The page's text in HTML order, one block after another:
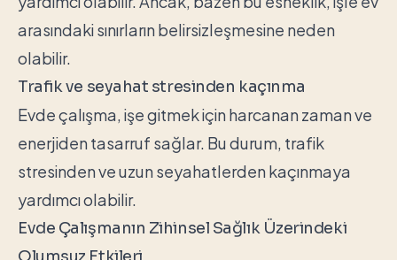
arasındaki sınırların belirsizleşmesine neden
olabilir.
Trafik ve seyahat stresinden kaçınma
Evde çalışma, işe gitmek için harcanan zaman ve
enerjiden tasarruf sağlar. Bu durum, trafik
stresinden ve uzun seyahatlerden kaçınmaya
yardımcı olabilir.
Evde Çalışmanın Zihinsel Sağlık Üzerindeki